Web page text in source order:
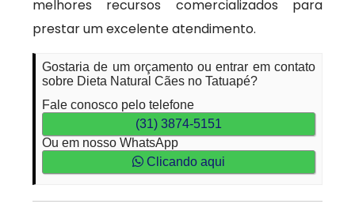
melhores recursos comercializados para
prestar um excelente atendimento.
Gostaria de um orçamento ou entrar em contato
sobre Dieta Natural Cães no Tatuapé?
Fale conosco pelo telefone
(31) 3874-5151
Ou em nosso WhatsApp
Clicando aqui